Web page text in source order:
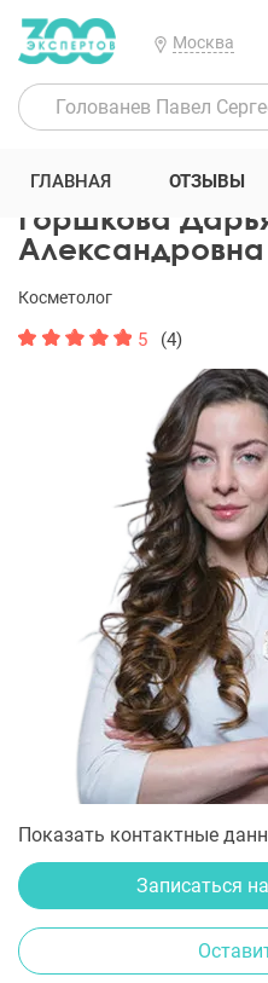
Москва
300 Экспертов Косметологи
Горшкова
Александровна
Косметолог
5 (4)
Показать контактные
Записаться
ГЛАВНАЯ ОТЗЫВЫ